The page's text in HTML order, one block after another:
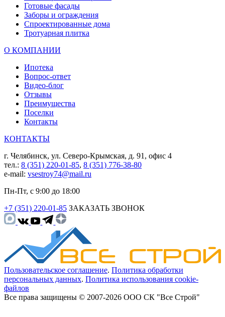
Готовые фасады
Заборы и ограждения
Спроектированные дома
Тротуарная плитка
О КОМПАНИИ
Ипотека
Вопрос-ответ
Видео-блог
Отзывы
Преимущества
Поселки
Контакты
КОНТАКТЫ
г. Челябинск, ул. Северо-Крымская, д. 91, офис 4
тел.: 8 (351) 220-01-85, 8 (351) 776-38-80
e-mail: vsestroy74@mail.ru
Пн-Пт, с 9:00 до 18:00
+7 (351) 220-01-85 ЗАКАЗАТЬ ЗВОНОК
Пользовательское соглашение. Политика обработки
персональных данных. Политика использования cookie-
файлов
Все права защищены © 2007-2026 ООО СК "Все Строй"